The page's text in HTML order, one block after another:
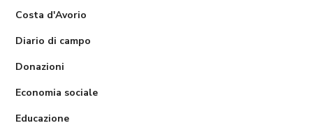
Costa d'Avorio
Diario di campo
Donazioni
Economia sociale
Educazione